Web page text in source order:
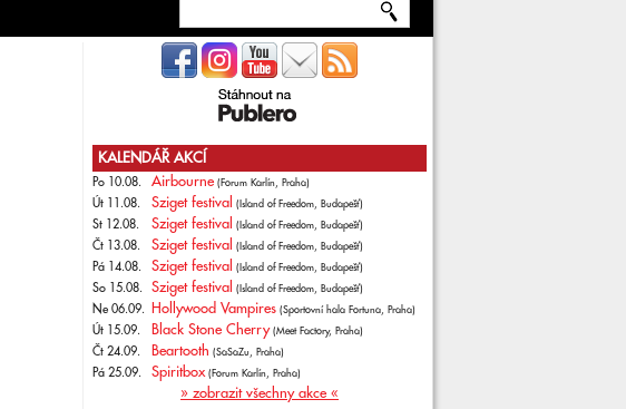
KALENDÁŘ AKCÍ
Po 10.08. Airbourne (Forum Karlín, Praha)
Út 11.08. Sziget festival (Island of Freedom, Budapešť)
St 12.08. Sziget festival (Island of Freedom, Budapešť)
Čt 13.08. Sziget festival (Island of Freedom, Budapešť)
Pá 14.08. Sziget festival (Island of Freedom, Budapešť)
So 15.08. Sziget festival (Island of Freedom, Budapešť)
Ne 06.09. Hollywood Vampires (Sportovní hala Fortuna, Praha)
Út 15.09. Black Stone Cherry (Meet Factory, Praha)
Čt 24.09. Beartooth (SaSaZu, Praha)
Pá 25.09. Spiritbox (Forum Karlín, Praha)
» zobrazit všechny akce «